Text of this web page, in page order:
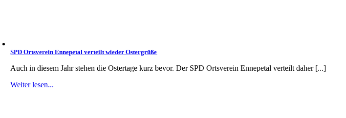
SPD Ortsverein Ennepetal verteilt wieder Ostergrüße
Auch in diesem Jahr stehen die Ostertage kurz bevor. Der SPD Ortsverein Ennepetal verteilt daher [...]
Weiter lesen...